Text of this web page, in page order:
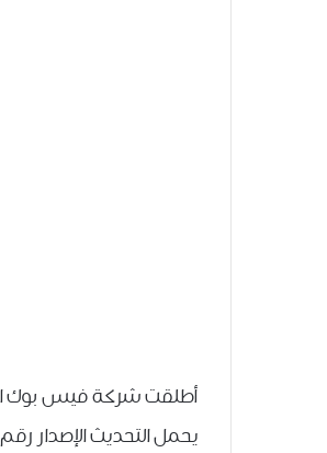
يحمل ﺍﻟﺘﺤﺪﻳﺚ ﺍﻹﺻﺪﺍﺭ ﺭﻗﻢ 350.5.122.0.